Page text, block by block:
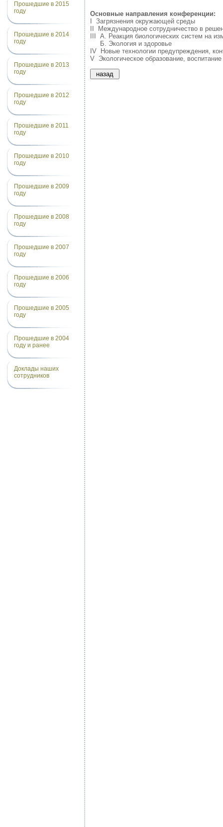
Прошедшие в 2015
году
Прошедшие в 2014
году
Прошедшие в 2013
году
Прошедшие в 2012
году
Прошедшие в 2011
году
Прошедшие в 2010
году
Прошедшие в 2009
году
Прошедшие в 2008
году
Прошедшие в 2007
году
Прошедшие в 2006
году
Прошедшие в 2005
году
Прошедшие в 2004
году и ранее
Доклады наших
сотрудников
Основные направления конференции:
I Загрязнения окружающей среды
II Международное сотрудничество в
III А. Реакция биологических систем на
Б. Экология и здоровье
IV Новые технологии предупреждения,
V Экологическое образование,